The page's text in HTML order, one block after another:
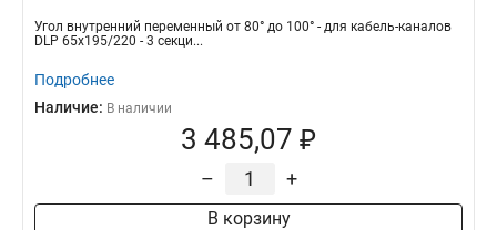
Угол внутренний переменный от 80° до 100° - для кабель-каналов
DLP 65х195/220 - 3 секци...
Подробнее
Наличие: В наличии
3 485,07 ₽
– +
В корзину